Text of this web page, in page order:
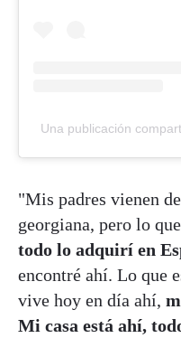
Una publicación
"Mis padres vienen
georgiana, pero lo
todo lo adquirí en
encontré ahí. Lo que
vive hoy en día ahí,
Mi casa está ahí,